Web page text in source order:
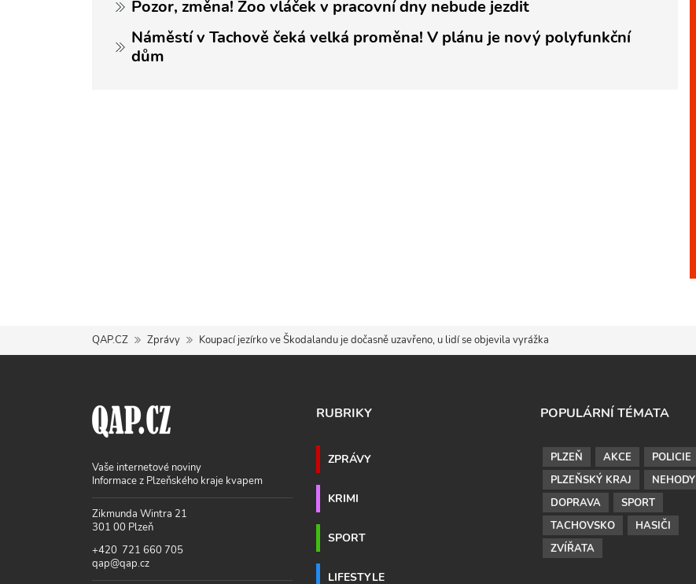
Pozor, změna! Zoo vláček v pracovní dny nebude jezdit
Náměstí v Tachově čeká velká proměna! V plánu je nový polyfunkční
dům
QAP.CZ Zprávy Koupací jezírko ve Škodalandu je dočasně uzavřeno, u lidí se objevila vyrážka
Vaše internetové noviny
Informace z Plzeňského kraje kvapem
Zikmunda Wintra 21
301 00 Plzeň
+420 721 660 705
qap@qap.cz
RUBRIKY
ZPRÁVY
KRIMI
SPORT
LIFESTYLE
POPULÁRNÍ TÉMATA
PLZEŇ AKCE
POLICIE
PLZEŇSKÝ KRAJ
NEHODY
DOPRAVA
SPORT
TACHOVSKO
HASIČI
ZVÍŘATA